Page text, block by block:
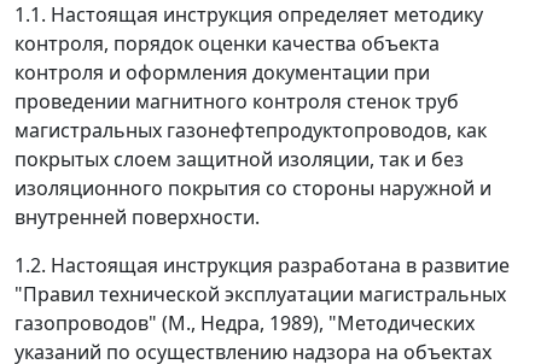
1.1. Настоящая инструкция определяет методику
контроля, порядок оценки качества объекта
контроля и оформления документации при
проведении магнитного контроля стенок труб
магистральных газонефтепродуктопроводов, как
покрытых слоем защитной изоляции, так и без
изоляционного покрытия со стороны наружной и
внутренней поверхности.
1.2. Настоящая инструкция разработана в развитие
"Правил технической эксплуатации магистральных
газопроводов" (М., Недра, 1989), "Методических
указаний по осуществлению надзора на объектах